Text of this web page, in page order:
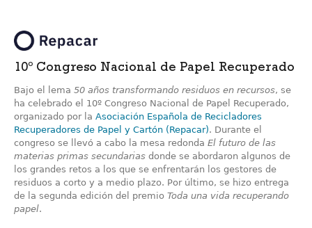
10º Congreso Nacional de Papel Recuperado
Bajo el lema 50 años transformando residuos en recursos, se
ha celebrado el 10º Congreso Nacional de Papel Recuperado,
organizado por la Asociación Española de Recicladores
Recuperadores de Papel y Cartón (Repacar). Durante el
congreso se llevó a cabo la mesa redonda El futuro de las
materias primas secundarias donde se abordaron algunos de
los grandes retos a los que se enfrentarán los gestores de
residuos a corto y a medio plazo. Por último, se hizo entrega
de la segunda edición del premio Toda una vida recuperando
papel.